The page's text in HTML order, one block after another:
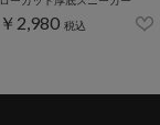
￥2,980 税込